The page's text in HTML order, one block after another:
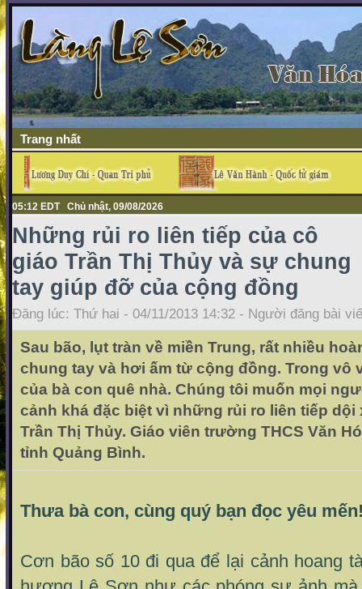
Trang nhất
05:12 EDT Chủ nhật, 09/08/2026
Những rủi ro liên tiếp của cô
giáo Trần Thị Thủy và sự chung
tay giúp đỡ của cộng đồng
Đăng lúc: Thứ hai - 04/11/2013 14:32 - Người đăng bài
Sau bão, lụt tràn về miền Trung, rất nhiều
chung tay và hơi ấm từ cộng đồng. Trong vô
của bà con quê nhà. Chúng tôi muốn mọi
cảnh khá đặc biệt vì những rủi ro liên tiếp dội
Trần Thị Thủy. Giáo viên trường THCS Văn
tỉnh Quảng Bình.
Thưa bà con, cùng quý bạn đọc yêu
Cơn bão số 10 đi qua để lại cảnh hoang